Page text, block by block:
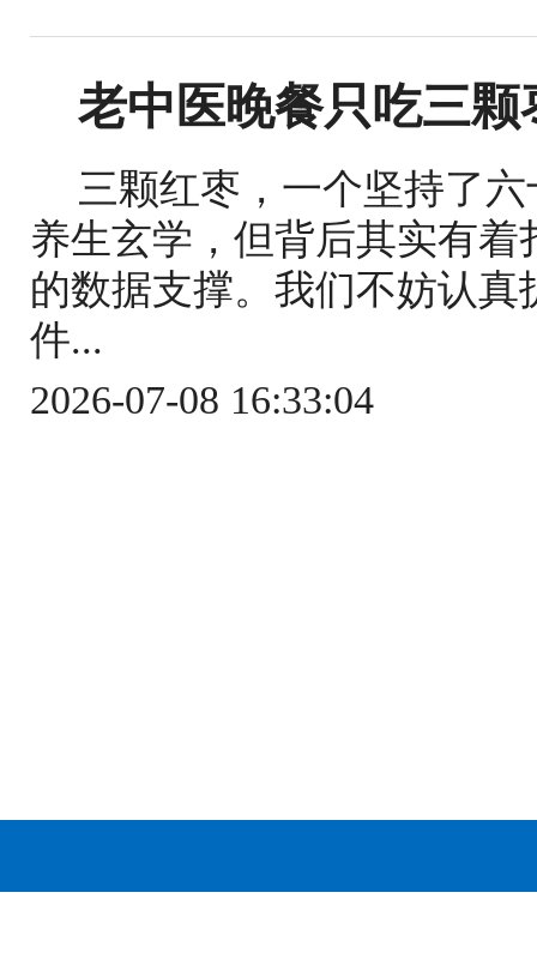
老中医晚餐只吃三
三颗红枣，一个坚持了
养生玄学，但背后其实有
的数据支撑。我们不妨认
件...
2026-07-08 16:33:04